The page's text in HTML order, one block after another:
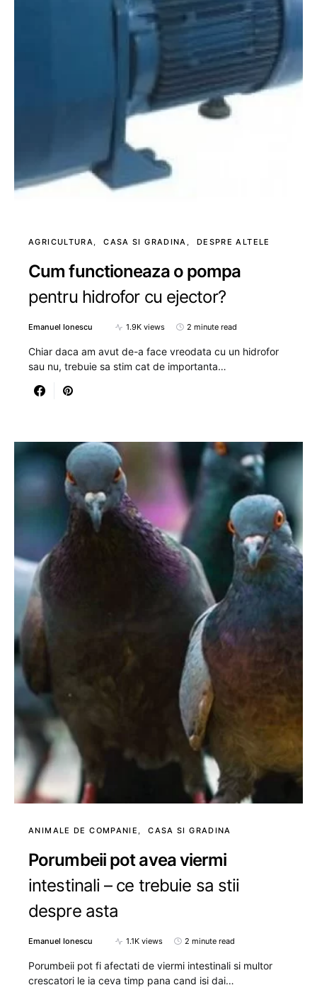
AGRICULTURA CASA SI GRADINA DESPRE ALTELE
Cum functioneaza o pompa
pentru hidrofor cu ejector?
Emanuel Ionescu 1.9K views 2 minute read
Chiar daca am avut de-a face vreodata cu un hidrofor
sau nu, trebuie sa stim cat de importanta…
ANIMALE DE COMPANIE CASA SI GRADINA
Porumbeii pot avea viermi
intestinali – ce trebuie sa stii
despre asta
Emanuel Ionescu 1.1K views 2 minute read
Porumbeii pot fi afectati de viermi intestinali si multor
crescatori le ia ceva timp pana cand isi dai…